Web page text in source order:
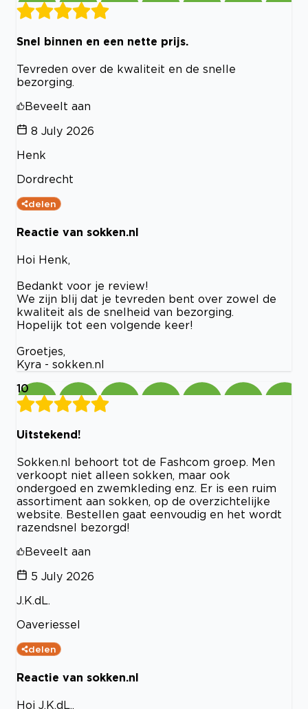
Snel binnen en een nette prijs.
Tevreden over de kwaliteit en de snelle
bezorging.
Beveelt aan
8 July 2026
Henk
Dordrecht
delen
Reactie van sokken.nl
Hoi Henk,
Bedankt voor je review!
We zijn blij dat je tevreden bent over zowel de
kwaliteit als de snelheid van bezorging.
Hopelijk tot een volgende keer!
Groetjes,
Kyra - sokken.nl
10
Uitstekend!
Sokken.nl behoort tot de Fashcom groep. Men
verkoopt niet alleen sokken, maar ook
ondergoed en zwemkleding enz. Er is een ruim
assortiment aan sokken, op de overzichtelijke
website. Bestellen gaat eenvoudig en het wordt
razendsnel bezorgd!
Beveelt aan
5 July 2026
J.K.dL.
Oaveriessel
delen
Reactie van sokken.nl
Hoi J.K.dL.,